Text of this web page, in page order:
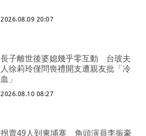
2026.08.09 20:07
長子離世後婆媳幾乎零互動 台玻夫
人徐莉玲僅問喪禮開支遭親友批「冷
血」
2026.08.10 08:27
拐賣49人到柬埔寨 角頭演員李振豪